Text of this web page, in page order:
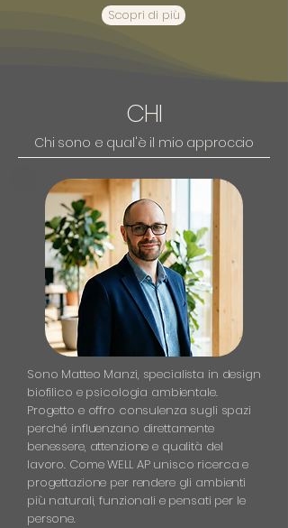
Scopri di più
CHI
Chi sono e qual'è il mio approccio
Sono Matteo Manzi, specialista in design
biofilico e psicologia ambientale.
Progetto e offro consulenza sugli spazi
perché influenzano direttamente
benessere, attenzione e qualità del
lavoro. Come WELL AP unisco ricerca e
progettazione per rendere gli ambienti
più naturali, funzionali e pensati per le
persone.